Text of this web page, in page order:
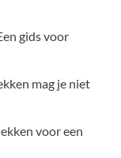
gids voor
mag je niet
voor een